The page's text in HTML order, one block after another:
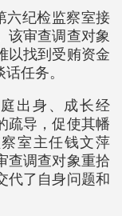
六纪检监察室接
该审查调查对象
以找到受贿资金
任务。
出身、成长经
疏导，促使其幡
室主任钱文萍
查调查对象重拾
代了自身问题和